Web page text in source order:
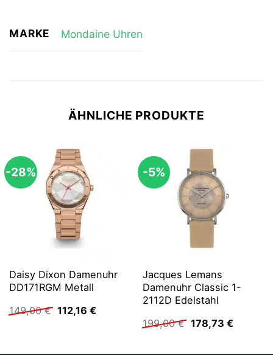
MARKE Mondaine Uhren
ÄHNLICHE PRODUKTE
-28%
Daisy Dixon Damenuhr
DD171RGM Metall
149,00€ Ursprünglicher
Preis
112,16 €Aktueller
-5%
Jacques Lemans
Damenuhr Classic 1-
2112D Edelstahl
199,00€ Ursprünglicher
Preis
199,00 €
178,73 €
178,73